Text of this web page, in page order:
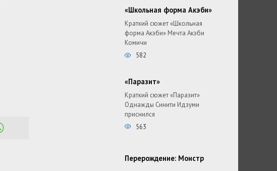
«Школьная форма Акэби»
Краткий сюжет «Школьная
форма Акэби» Мечта Акэби
Комичи
582
«Паразит»
Краткий сюжет «Паразит»
Однажды Синити Идзуми
приснился
563
Перерождение: Монстр